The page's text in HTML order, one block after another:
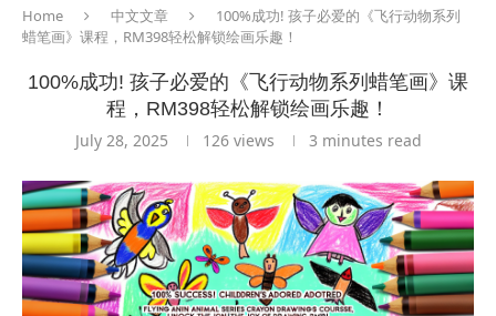
Home 中文文章
100%成功! 孩子必爱的《飞行动物系列
蜡笔画》课程，RM398轻松解锁绘画乐趣！
100%成功! 孩子必爱的《飞行动物系列蜡笔画》课
程，RM398轻松解锁绘画乐趣！
July 28, 2025 126views 3 minutes read